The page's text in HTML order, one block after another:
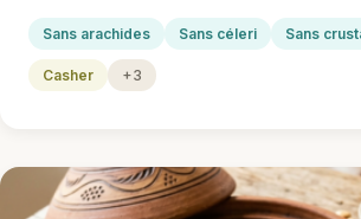
Sans arachides Sans céleri Sans
Casher +3